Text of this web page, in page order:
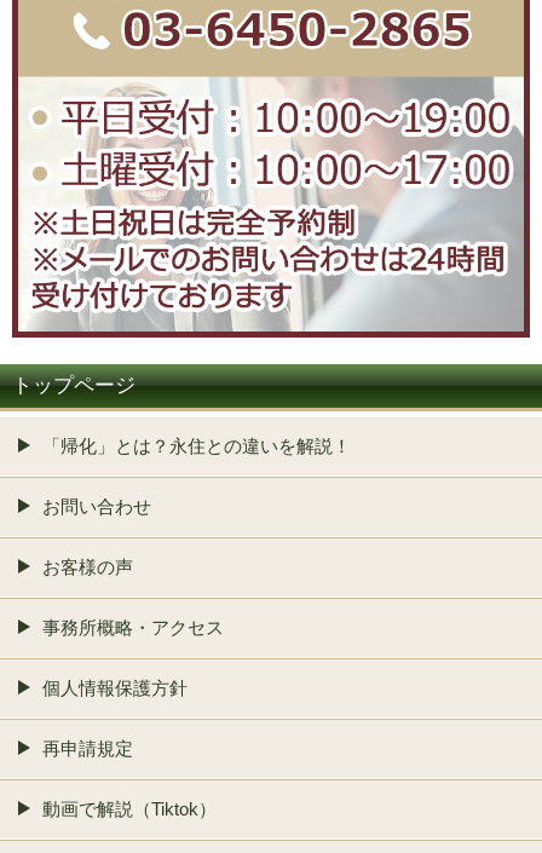
トップページ
「帰化」とは？永住との違いを解説！
お問い合わせ
お客様の声
事務所概略・アクセス
個人情報保護方針
再申請規定
動画で解説（Tiktok）